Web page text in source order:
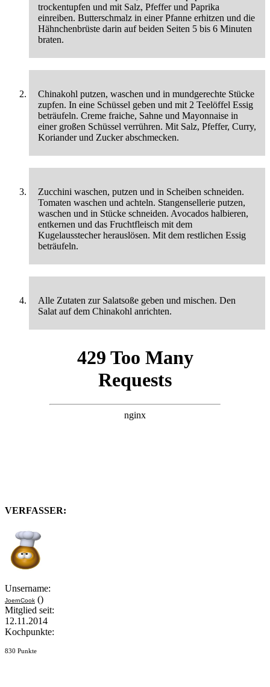
trockentupfen und mit Salz, Pfeffer und Paprika
einreiben. Butterschmalz in einer Pfanne erhitzen und die
Hähnchenbrüste darin auf beiden Seiten 5 bis 6 Minuten
braten.
Chinakohl putzen, waschen und in mundgerechte Stücke
zupfen. In eine Schüssel geben und mit 2 Teelöffel Essig
beträufeln. Creme fraiche, Sahne und Mayonnaise in
einer großen Schüssel verrühren. Mit Salz, Pfeffer, Curry,
Koriander und Zucker abschmecken.
Zucchini waschen, putzen und in Scheiben schneiden.
Tomaten waschen und achteln. Stangensellerie putzen,
waschen und in Stücke schneiden. Avocados halbieren,
entkernen und das Fruchtfleisch mit dem
Kugelausstecher herauslösen. Mit dem restlichen Essig
beträufeln.
Alle Zutaten zur Salatsoße geben und mischen. Den
Salat auf dem Chinakohl anrichten.
VERFASSER:
Unsername:
JoernCook ()
Mitglied seit:
12.11.2014
Kochpunkte:
830 Punkte